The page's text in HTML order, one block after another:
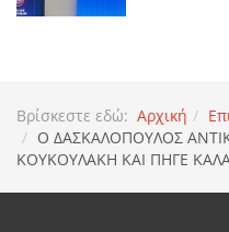
Βρίσκεστε εδώ: Αρχική
Ο ΔΑΣΚΑΛΟΠΟΥΛΟΣ
ΚΟΥΚΟΥΛΑΚΗ ΚΑΙ ΠΗΓΕ